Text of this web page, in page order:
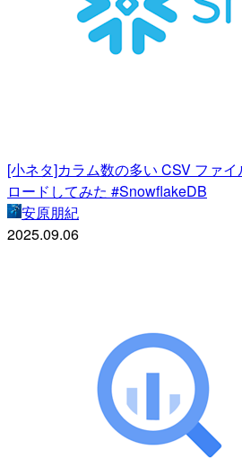
[小ネタ]カラム数の多い CSV ファ
ロードしてみた #SnowflakeDB
安原朋紀
2025.09.06